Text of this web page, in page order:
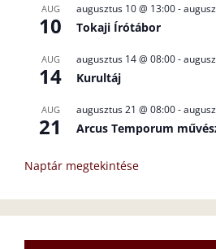
AUG
10
augusztus 10 @ 13:00-
Tokaji Írótábor
AUG
14
augusztus 14 @ 08:00-
Kurultáj
AUG
21
augusztus 21 @ 08:00-
Arcus Temporum
Naptár megtekintése